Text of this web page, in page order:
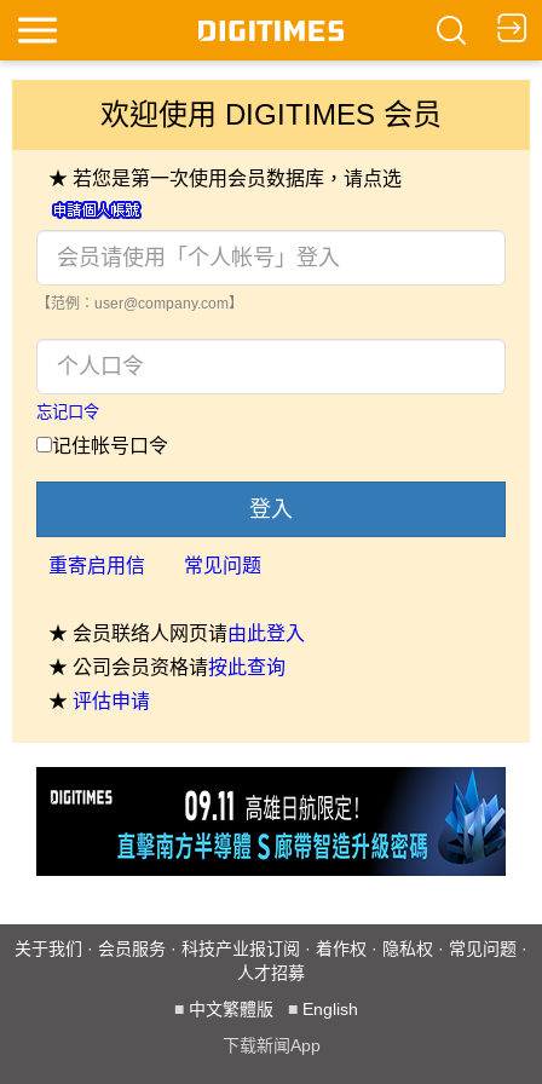
欢迎使用 DIGITIMES 会员
★ 若您是第一次使用会员数据库，请点选
【范例：user@company.com】
忘记口令
记住帐号口令
登入
重寄启用信 常见问题
★ 会员联络人网页请由此登入
★ 公司会员资格请按此查询
★ 评估申请
关于我们 · 会员服务 · 科技产业报订阅 · 着作权 · 隐私权 · 常见问题 ·
人才招募
■ 中文繁體版 ■ English
下载新闻App